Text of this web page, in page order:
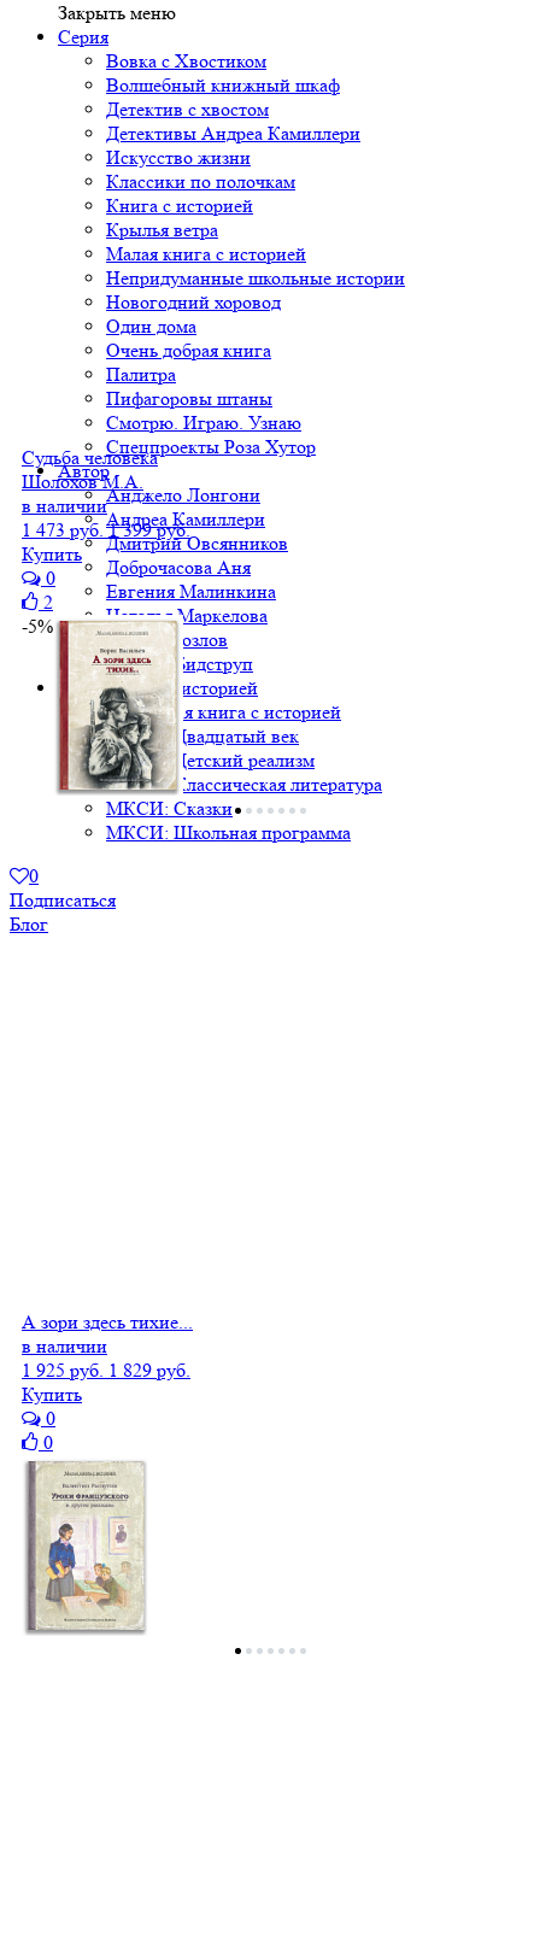
Закрыть меню
Серия
Вовка с Хвостиком
Волшебный книжный шкаф
Детектив с хвостом
Детективы Андреа Камиллери
Искусство жизни
Классики по полочкам
Книга с историей
Крылья ветра
Малая книга с историей
Непридуманные школьные истории
Новогодний хоровод
Один дома
Очень добрая книга
Палитра
Пифагоровы штаны
Смотрю. Играю. Узнаю
Спецпроекты Роза Хутор
Автор
Анджело Лонгони
Андреа Камиллери
Дмитрий Овсянников
Доброчасова Аня
Евгения Малинкина
Наталья Маркелова
Сергей Козлов
Херлуф Бидструп
Малая книга с историей
Вся Малая книга с историей
МКСИ: Двадцатый век
МКСИ: Детский реализм
МКСИ: Классическая литература
МКСИ: Сказки
МКСИ: Школьная программа
0
Подписаться
Блог
Судьба человека
Шолохов М.А.
в наличии
1 473 руб. 1 399 руб.
Купить
0
2
-5%
А зори здесь тихие...
в наличии
1 925 руб. 1 829 руб.
Купить
0
0